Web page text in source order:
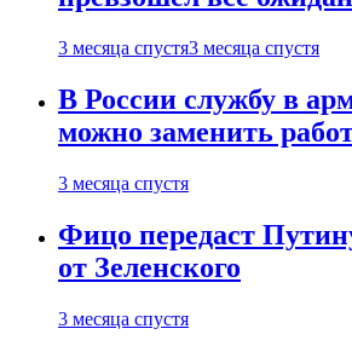
3 месяца спустя3 месяца спустя
В России службу в
можно заменить
3 месяца спустя
Фицо передаст
от Зеленского
3 месяца спустя